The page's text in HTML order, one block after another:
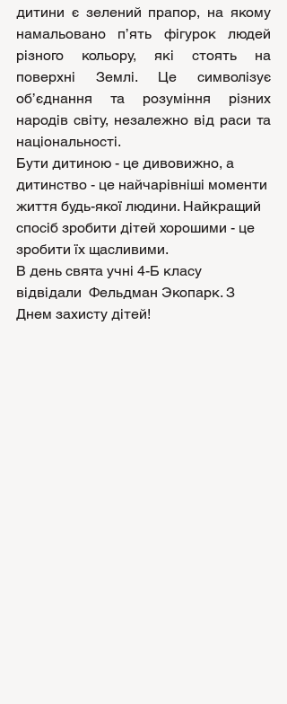
дитини є зелений прапор, на якому
намальовано п’ять фігурок людей
різного кольору, які стоять на
поверхні Землі. Це символізує
об’єднання та розуміння різних
народів світу, незалежно від раси та
національності.
Бути дитиною - це дивовижно, а
дитинство - це найчарівніші моменти
життя будь-якої людини. Найкращий
спосіб зробити дітей хорошими - це
зробити їх щасливими.
В день свята учні 4-Б класу
відвідали  Фельдман Экопарк. З
Днем захисту дітей!